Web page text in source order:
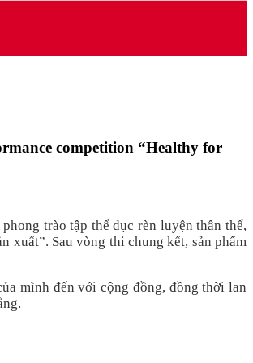
competition “Healthy for
trào tập thể dục rèn luyện thân thể,
xuất”. Sau vòng thi chung kết, sản phẩm
mình đến với cộng đồng, đồng thời lan